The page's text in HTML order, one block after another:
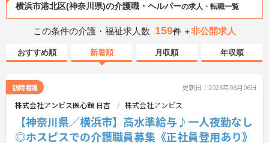
横浜市港北区(神奈川県)の介護職・ヘルパーの求人・転職一覧
この条件の介護・福祉求人数 159件 ＋非公開求人
おすすめ順 新着順 月収順 年収順
訪問看護 更新日：2026年08月06日
株式会社アンビス医心館 日吉 株式会社アンビス
【神奈川県／横浜市】高水準給与♪一人夜勤なし
◎ホスピスでの介護職員募集《正社員登用あり》